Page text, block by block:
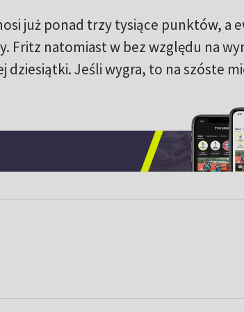
już ponad trzy tysiące punktów, a
Fritz natomiast w bez względu na
Jeśli wygra, to na szóste